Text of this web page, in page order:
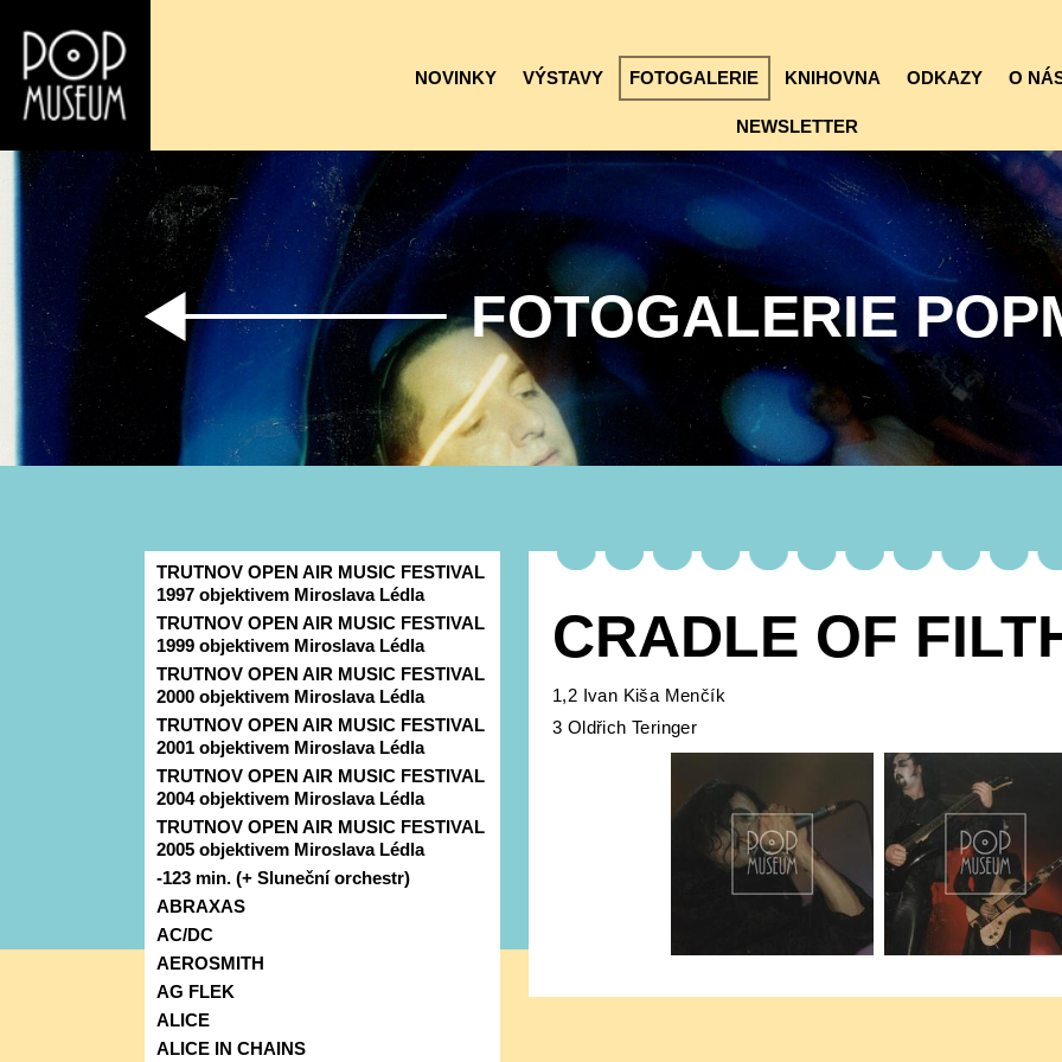
NOVINKY VÝSTAVY FOTOGALERIE KNIHOVNA ODKAZY O
NEWSLETTER
FOTOGALERIE
TRUTNOV OPEN AIR MUSIC FESTIVAL
1997 objektivem Miroslava Lédla
TRUTNOV OPEN AIR MUSIC FESTIVAL
1999 objektivem Miroslava Lédla
TRUTNOV OPEN AIR MUSIC FESTIVAL
2000 objektivem Miroslava Lédla
TRUTNOV OPEN AIR MUSIC FESTIVAL
2001 objektivem Miroslava Lédla
TRUTNOV OPEN AIR MUSIC FESTIVAL
2004 objektivem Miroslava Lédla
TRUTNOV OPEN AIR MUSIC FESTIVAL
2005 objektivem Miroslava Lédla
-123 min. (+ Sluneční orchestr)
ABRAXAS
AC/DC
AEROSMITH
AG FLEK
ALICE
ALICE IN CHAINS
CRADLE OF
1,2 Ivan Kiša Menčík
3 Oldřich Teringer